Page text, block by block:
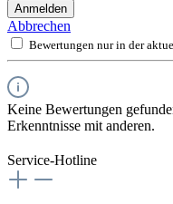
Anmelden
Abbrechen
Bewertungen nur in der
Keine Bewertungen
Erkenntnisse mit anderen.
Service-Hotline